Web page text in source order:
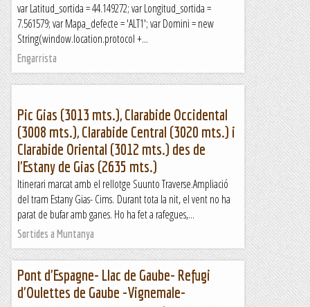
var Latitud_sortida = 44.149272; var Longitud_sortida =
7.561579; var Mapa_defecte = 'ALT1'; var Domini = new
String(window.location.protocol +...
Engarrista
Pic Gias (3013 mts.), Clarabide Occidental
(3008 mts.), Clarabide Central (3020 mts.) i
Clarabide Oriental (3012 mts.) des de
l'Estany de Gias (2635 mts.)
Itinerari marcat amb el rellotge Suunto Traverse.Ampliació
del tram Estany Gias- Cims. Durant tota la nit, el vent no ha
parat de bufar amb ganes. Ho ha fet a rafegues,...
Sortides a Muntanya
Pont d'Espagne- Llac de Gaube- Refugi
d'Oulettes de Gaube -Vignemale-